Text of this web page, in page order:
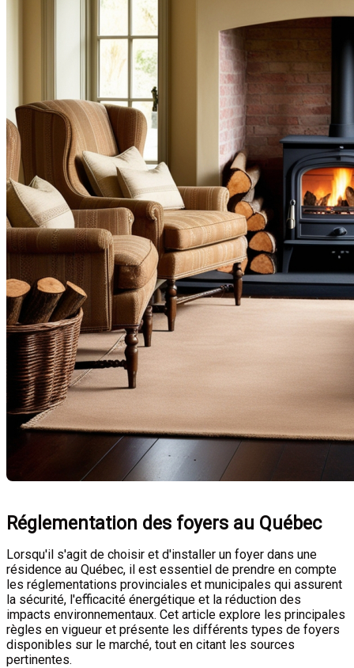
Réglementation des foyers au Québec
Lorsqu'il s'agit de choisir et d'installer un foyer dans une
résidence au Québec, il est essentiel de prendre en compte
les réglementations provinciales et municipales qui assurent
la sécurité, l'efficacité énergétique et la réduction des
impacts environnementaux. Cet article explore les principales
règles en vigueur et présente les différents types de foyers
disponibles sur le marché, tout en citant les sources
pertinentes.